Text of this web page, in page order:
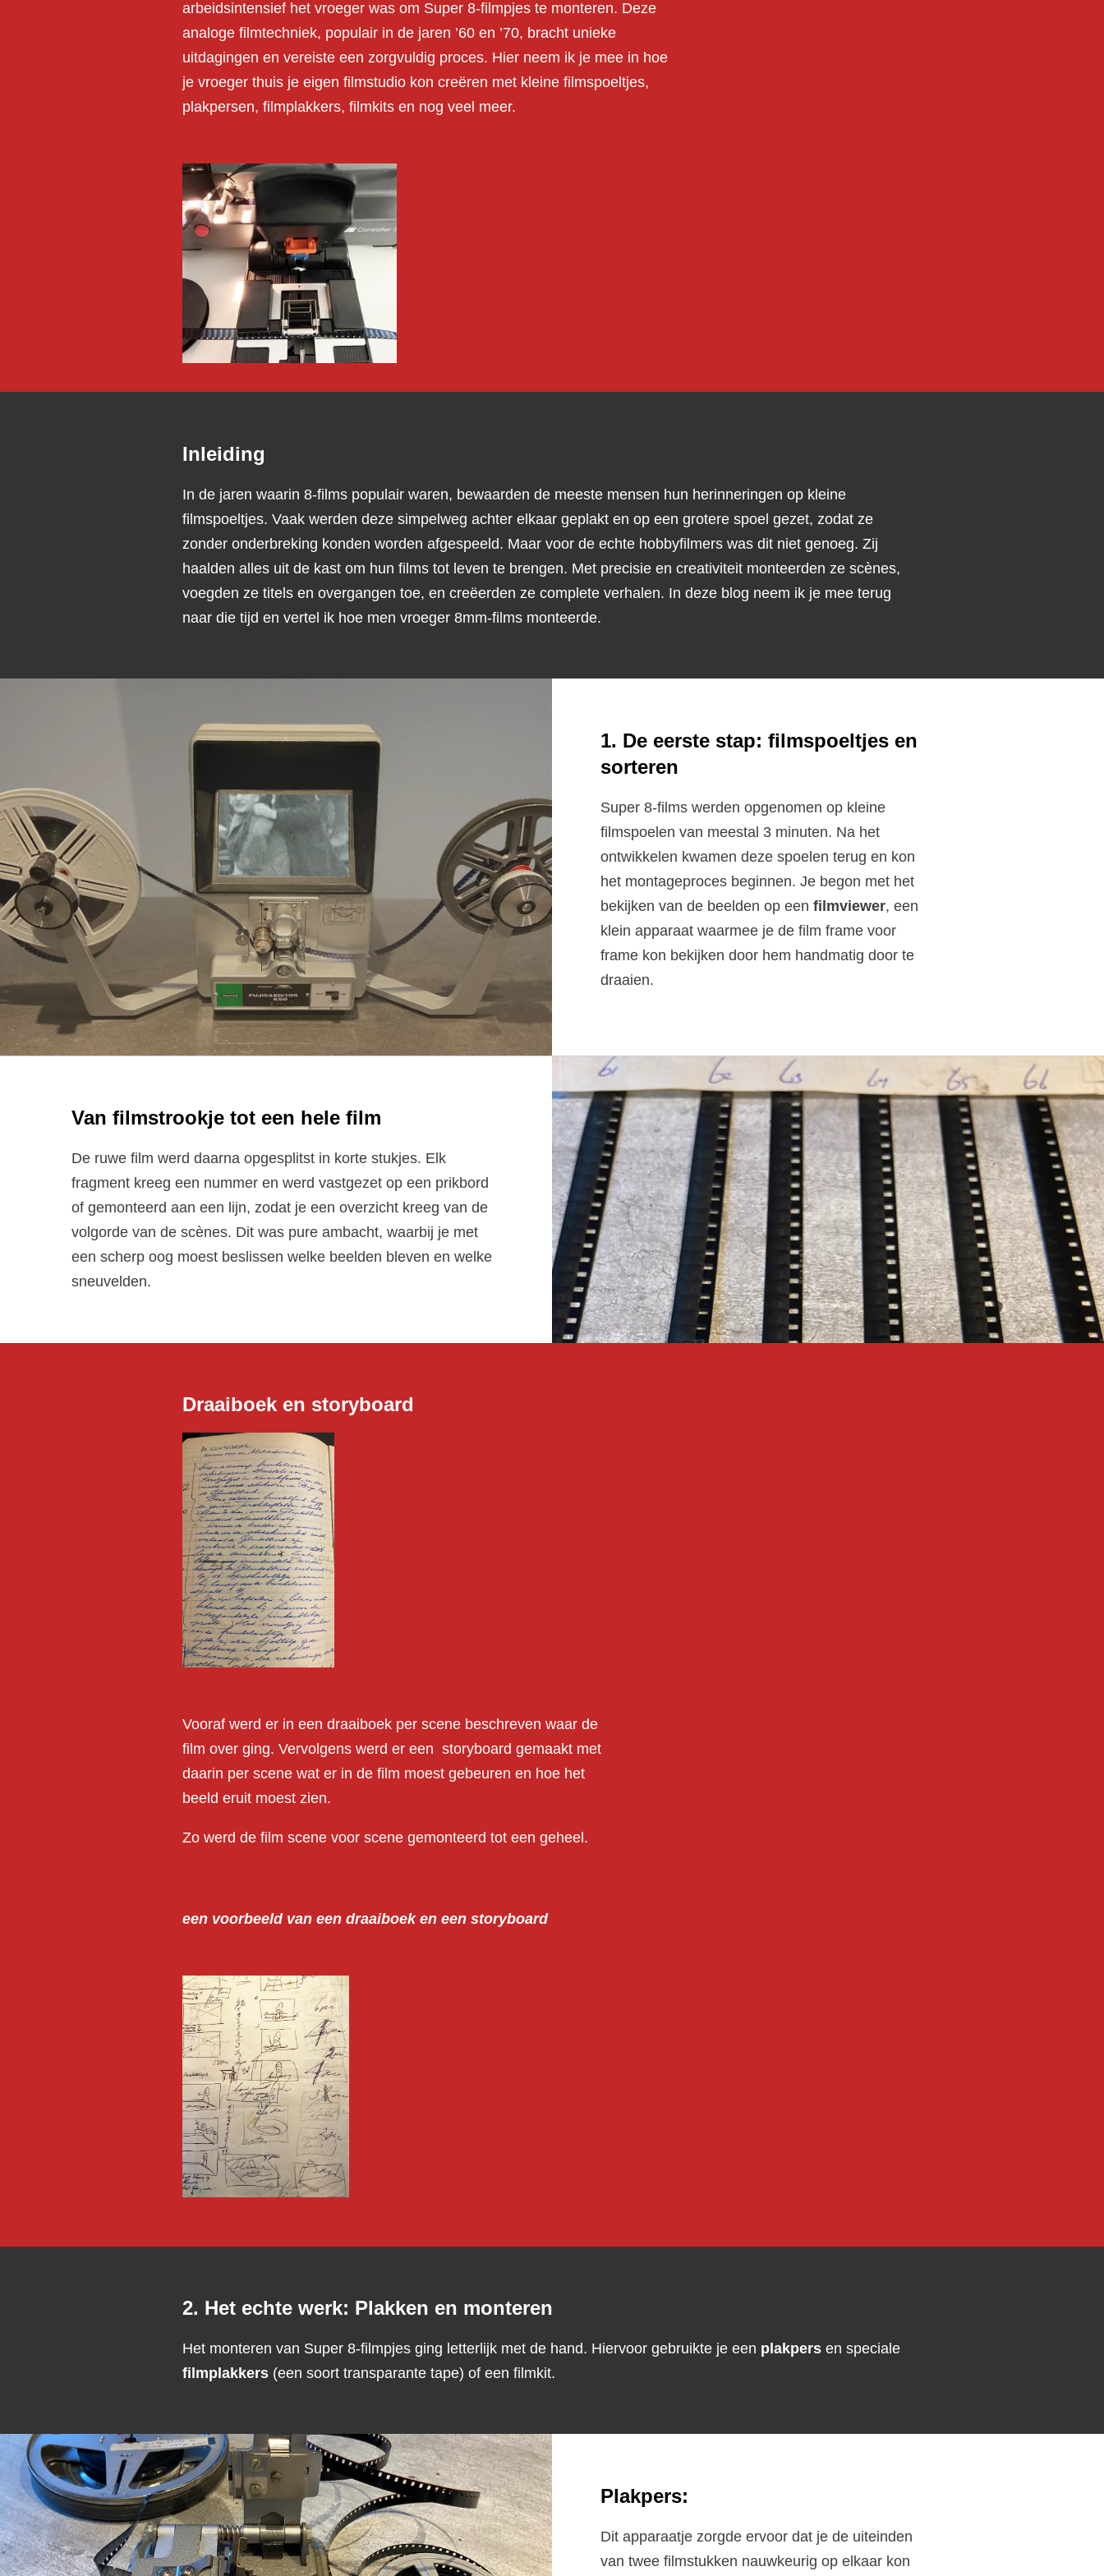
arbeidsintensief het vroeger was om Super 8-filmpjes te monteren. Deze
analoge filmtechniek, populair in de jaren ’60 en ’70, bracht unieke
uitdagingen en vereiste een zorgvuldig proces. Hier neem ik je mee in hoe
je vroeger thuis je eigen filmstudio kon creëren met kleine filmspoeltjes,
plakpersen, filmplakkers, filmkits en nog veel meer.
Inleiding
In de jaren waarin 8-films populair waren, bewaarden de meeste mensen hun herinneringen op kleine
filmspoeltjes. Vaak werden deze simpelweg achter elkaar geplakt en op een grotere spoel gezet, zodat ze
zonder onderbreking konden worden afgespeeld. Maar voor de echte hobbyfilmers was dit niet genoeg. Zij
haalden alles uit de kast om hun films tot leven te brengen. Met precisie en creativiteit monteerden ze scènes,
voegden ze titels en overgangen toe, en creëerden ze complete verhalen. In deze blog neem ik je mee terug
naar die tijd en vertel ik hoe men vroeger 8mm-films monteerde.
1. De eerste stap: filmspoeltjes en
sorteren
Super 8-films werden opgenomen op kleine
filmspoelen van meestal 3 minuten. Na het
ontwikkelen kwamen deze spoelen terug en kon
het montageproces beginnen. Je begon met het
bekijken van de beelden op eenfilmviewer, een
klein apparaat waarmee je de film frame voor
frame kon bekijken door hem handmatig door te
draaien.
Van filmstrookje tot een hele film
De ruwe film werd daarna opgesplitst in korte stukjes. Elk
fragment kreeg een nummer en werd vastgezet op een prikbord
of gemonteerd aan een lijn, zodat je een overzicht kreeg van de
volgorde van de scènes. Dit was pure ambacht, waarbij je met
een scherp oog moest beslissen welke beelden bleven en welke
sneuvelden.
Draaiboek en storyboard
Vooraf werd er in een draaiboek per scene beschreven waar de
film over ging. Vervolgens werd er een storyboard gemaakt met
daarin per scene wat er in de film moest gebeuren en hoe het
beeld eruit moest zien.
Zo werd de film scene voor scene gemonteerd tot een geheel.
een voorbeeld van een draaiboek en een storyboard
2. Het echte werk: Plakken en monteren
Het monteren van Super 8-filmpjes ging letterlijk met de hand. Hiervoor gebruikte je een plakpers en speciale
filmplakkers (een soort transparante tape) of een filmkit.
Plakpers:
Dit apparaatje zorgde ervoor dat je de uiteinden
van twee filmstukken nauwkeurig op elkaar kon